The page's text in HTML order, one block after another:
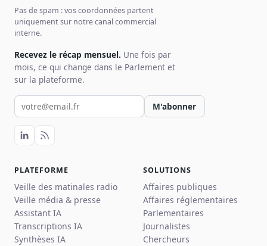
Pas de spam : vos coordonnées partent
uniquement sur notre canal commercial
interne.
Recevez le récap mensuel. Une fois par
mois, ce qui change dans le Parlement et
sur la plateforme.
Votre email pour la newsletter
M'abonner
PLATEFORME
Veille des matinales radio
Veille média & presse
Assistant IA
Transcriptions IA
Synthèses IA
SOLUTIONS
Affaires publiques
Affaires réglementaires
Parlementaires
Journalistes
Chercheurs